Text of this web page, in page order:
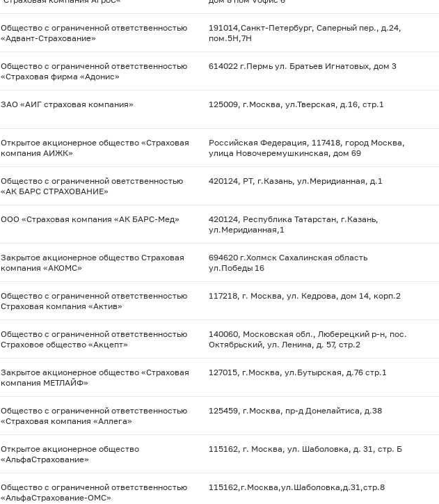
Общество с ограниченной ответственностью
«Адвант-Страхование»
191014,Санкт-Петербург, Саперный пер., д.24,
пом.5Н,7Н
Общество с ограниченной ответственностью
«Страховая фирма «Адонис»
614022 г.Пермь ул. Братьев Игнатовых, дом 3
ЗАО «АИГ страховая компания» 125009, г.Москва, ул.Тверская, д.16, стр.1
Открытое акционерное общество «Страховая
компания АИЖК»
Российская Федерация, 117418, город Москва,
улица Новочеремушкинская, дом 69
Общество с ограниченной оветственностью
«АК БАРС СТРАХОВАНИЕ»
420124, РТ, г.Казань, ул.Меридианная, д.1
ООО «Страховая компания «АК БАРС-Мед»
420124, Республика Татарстан, г.Казань,
ул.Меридианная,1
Закрытое акционерное общество Страховая
компания «АКОМС»
694620 г.Холмск Сахалинская область
ул.Победы 16
Общество с ограниченной ответственностью
Страховая компания «Актив»
117218, г. Москва, ул. Кедрова, дом 14, корп.2
Общество с ограниченной ответственностью
Страховое общество «Акцепт»
140060, Московская обл., Люберецкий р-н, пос.
Октябрьский, ул. Ленина, д. 57, стр.2
Закрытое акционерное общество «Страховая
компания МЕТЛАЙФ»
127015, г.Москва, ул.Бутырская, д.76 стр.1
Общество с ограниченной ответственностью
«Страховая компания «Аллега»
125459, г.Москва, пр-д Донелайтиса, д.38
Открытое акционерное общество
«АльфаСтрахование»
115162, г. Москва, ул. Шаболовка, д. 31, стр. Б
Общество с ограниченной ответственностью
«АльфаСтрахование-ОМС»
115162,г.Москва,ул.Шаболовка,д.31,стр.8